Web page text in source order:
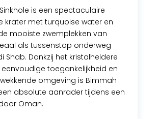
is een spectaculaire
krater met turquoise water en
mooiste zwemplekken van
als tussenstop onderweg
Shab. Dankzij het kristalheldere
toegankelijkheid en
omgeving is Bimmah
absolute aanrader tijdens een
Oman.